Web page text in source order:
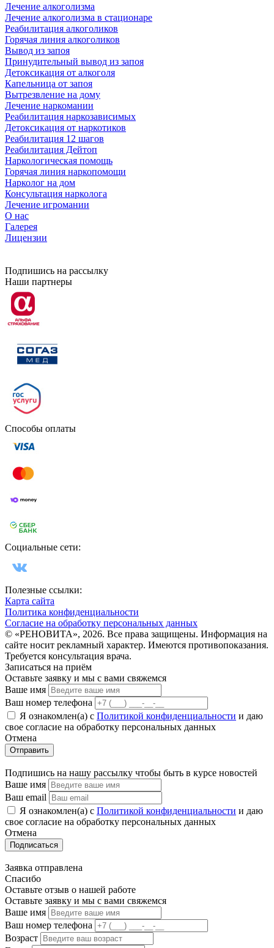
Лечение алкоголизма
Лечение алкоголизма в стационаре
Реабилитация алкоголиков
Горячая линия алкоголиков
Вывод из запоя
Принудительный вывод из запоя
Детоксикация от алкоголя
Капельница от запоя
Вытрезвление на дому
Лечение наркомании
Реабилитация наркозависимых
Детоксикация от наркотиков
Реабилитация 12 шагов
Реабилитация Дейтоп
Наркологическая помощь
Горячая линия наркопомощи
Нарколог на дом
Консультация нарколога
Лечение игромании
О нас
Галерея
Лицензии
Подпишись на рассылку
Наши партнеры
Способы оплаты
Социальные сети:
Полезные ссылки:
Карта сайта
Политика конфиденциальности
Согласие на обработку персональных данных
© «РЕНОВИТА», 2026. Все права защищены. Информация на
сайте носит рекламный характер. Имеются противопоказания.
Требуется консультация врача.
Записаться на приём
Оставьте заявку и мы с вами свяжемся
Ваше имя
Ваш номер телефона
Я ознакомлен(а) с Политикой конфиденциальности и даю
свое cогласие на обработку персональных данных
Отмена
Отправить
Подпишись на нашу рассылку чтобы быть в курсе новостей
Ваше имя
Ваш email
Я ознакомлен(а) с Политикой конфиденциальности и даю
свое cогласие на обработку персональных данных
Отмена
Подписаться
Заявка отправлена
Спасибо
Оставьте отзыв о нашей работе
Оставьте заявку и мы с вами свяжемся
Ваше имя
Ваш номер телефона
Возраст